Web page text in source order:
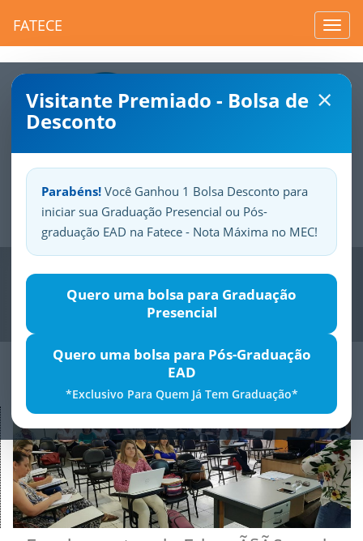
FATECE
×
Visitante Premiado - Bolsa de
Desconto
Parabéns! Você Ganhou 1 Bolsa Desconto para
iniciar sua Graduação Presencial ou Pós-
graduação EAD na Fatece - Nota Máxima no MEC!
Quero uma bolsa para Graduação
Presencial
Quero uma bolsa para Pós-Graduação
EAD
*Exclusivo Para Quem Já Tem Graduação*
SuaFatece.Seuorgulho.
Previous